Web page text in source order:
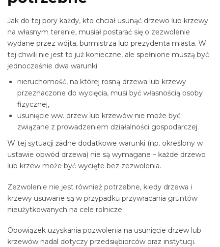
Jak do tej pory każdy, kto chciał usunąć drzewo lub krzewy
na własnym terenie, musiał postarać się o zezwolenie
wydane przez wójta, burmistrza lub prezydenta miasta. W
tej chwili nie jest to już konieczne, ale spełnione muszą być
jednocześnie dwa warunki:
nieruchomość, na której rosną drzewa lub krzewy
przeznaczone do wycięcia, musi być własnością osoby
fizycznej,
usunięcie ww. drzew lub krzewów nie może być
związane z prowadzeniem działalności gospodarczej.
W tej sytuacji żadne dodatkowe warunki (np. określony w
ustawie obwód drzewa) nie są wymagane – każde drzewo
lub krzew może być wycięte bez zezwolenia.
Zezwolenie nie jest również potrzebne, kiedy drzewa i
krzewy usuwane są w przypadku przywracania gruntów
nieużytkowanych na cele rolnicze.
Obowiązek uzyskania pozwolenia na usunięcie drzew lub
krzewów nadal dotyczy przedsiębiorców oraz instytucji.